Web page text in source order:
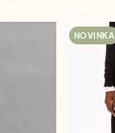
NOVINKA